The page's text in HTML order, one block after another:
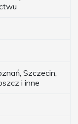
Szczecin,
i inne